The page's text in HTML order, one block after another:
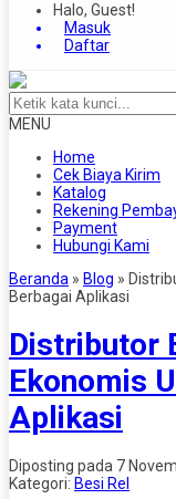
Halo, Guest!
Masuk
Daftar
MENU
Home
Cek Biaya Kirim
Katalog
Rekening
Payment
Hubungi Kami
Beranda » Blog »
Berbagai Aplikasi
Distributor
Ekonomis
Aplikasi
Diposting pada 7
Kategori: Besi Rel